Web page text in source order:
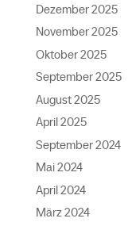
Dezember 2025
November 2025
Oktober 2025
September 2025
August 2025
April 2025
September 2024
Mai 2024
April 2024
März 2024